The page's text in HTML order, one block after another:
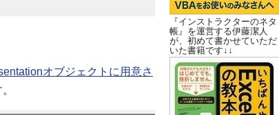
オブジェクトに用意さ
『インストラクターのネタ
帳』を運営する伊藤潔人
が、初めて書かせていただ
いた書籍です↓↓